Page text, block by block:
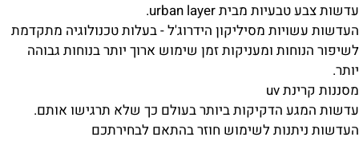
עדשות צבע טבעיות מבית urban layer.
העדשות עשויות מסיליקון הידרוג'ל - בעלות טכנולוגיה מתקדמת
לשיפור הנוחות ומעניקות זמן שימוש ארוך יותר בנוחות גבוהה
יותר.
מסננות קרינת uv
עדשות המגע הדקיקות ביותר בעולם כך שלא תרגישו אותם.
העדשות ניתנות לשימוש חוזר בהתאם לבחירתכם